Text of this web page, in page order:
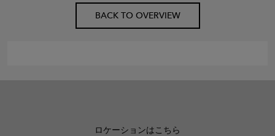
BACK TO OVERVIEW
ロケーションはこちら